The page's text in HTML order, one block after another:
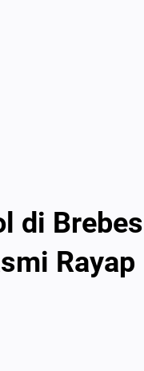
di Brebes
Rayap